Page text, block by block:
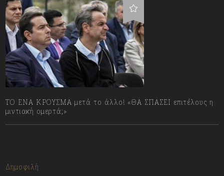
ΤΟ ΕΝΑ ΚΡΟΥΣΜΑ μετά το άλλο! «ΘΑ ΣΠΑΣΕΙ επιτέλους η
μιντιακή ομερτά;»
Δημοφιλή